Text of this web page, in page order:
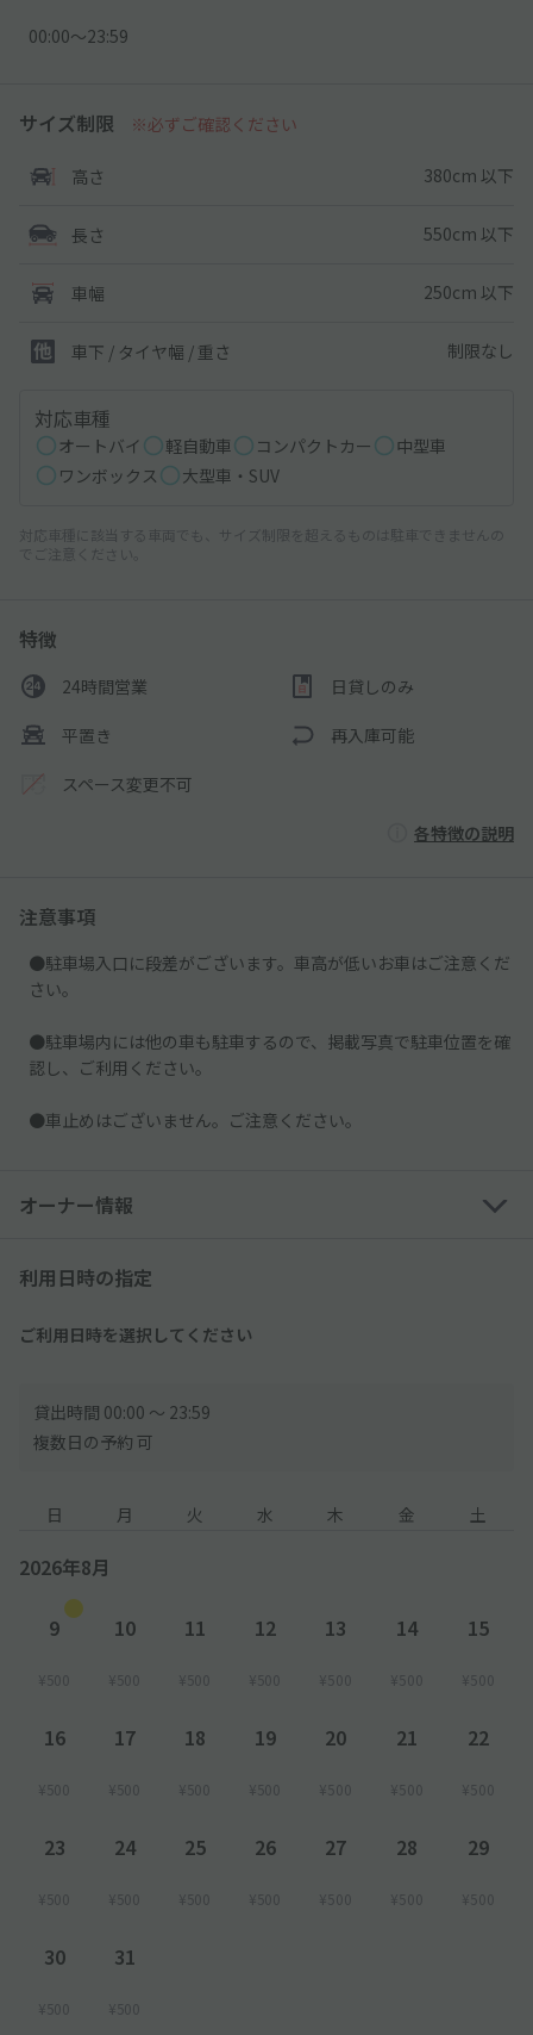
00:00〜23:59
サイズ制限 ※必ずご確認ください
高さ 380cm 以下
長さ 550cm 以下
車幅 250cm 以下
車下 / タイヤ幅 / 重さ 制限なし
対応車種
オートバイ 軽自動車 コンパクトカー
中型車
ワンボックス
大型車・SUV
対応車種に該当する車両でも、サイズ制限を超えるものは駐車できませんの
でご注意ください。
特徴
24時間営業 日貸しのみ
平置き 再入庫可能
スペース変更不可
各特徴の説明
注意事項
●駐車場入口に段差がございます。車高が低いお車はご注意くだ
さい。
●駐車場内には他の車も駐車するので、掲載写真で駐車位置を確
認し、ご利用ください。
●車止めはございません。ご注意ください。
オーナー情報
利用日時の指定
ご利用日時を選択してください
貸出時間 00:00 〜 23:59
複数日の予約 可
日 月 火 水 木 金 土
2026年8月
9
¥500
10
¥500
11
¥500
12
¥500
13
¥500
14
¥500
15
¥500
16
¥500
17
¥500
18
¥500
19
¥500
20
¥500
21
¥500
22
¥500
23
¥500
24
¥500
25
¥500
26
¥500
27
¥500
28
¥500
29
¥500
30
¥500
31
¥500